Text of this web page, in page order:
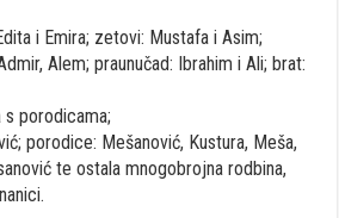
i Emira; zetovi: Mustafa i Asim;
Alem; praunučad: Ibrahim i Ali; brat:
s porodicama;
porodice: Mešanović, Kustura, Meša,
te ostala mnogobrojna rodbina,